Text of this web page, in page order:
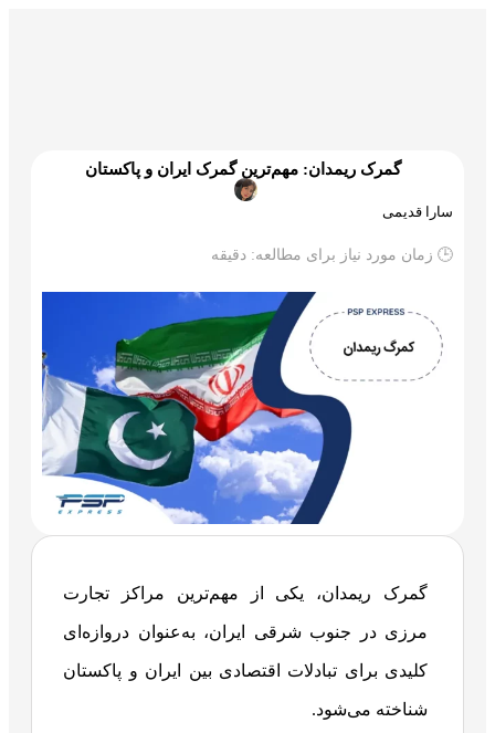
گمرک ریمدان: مهم‌ترین گمرک ایران و پاکستان
سارا قدیمی
🕒 زمان مورد نیاز برای مطالعه: دقیقه
گمرک ریمدان، یکی از مهم‌ترین مراکز تجارت
مرزی در جنوب شرقی ایران، به‌عنوان دروازه‌ای
کلیدی برای تبادلات اقتصادی بین ایران و پاکستان
شناخته می‌شود.